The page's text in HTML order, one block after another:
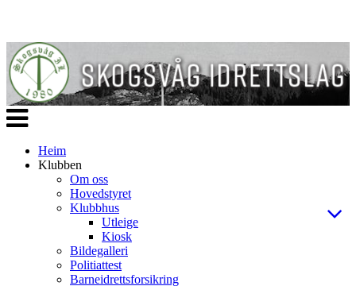
Veksle
navigasjon
Heim
Klubben
Om oss
Hovedstyret
Klubbhus
Utleige
Kiosk
Bildegalleri
Politiattest
Barneidrettsforsikring